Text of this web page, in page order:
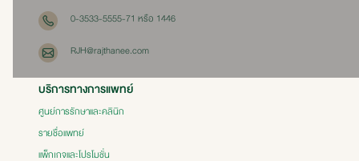
0-3533-5555-71 หรือ 1446
RJH@rajthanee.com
บริการทางการแพทย์
ศูนย์การรักษาและคลินิก
รายชื่อแพทย์
แพ็กเกจและโปรโมชั่น